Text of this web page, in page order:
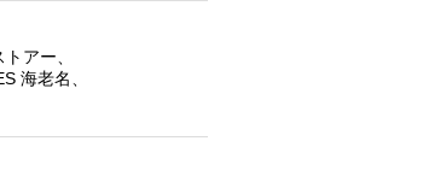
アー、
海老名、